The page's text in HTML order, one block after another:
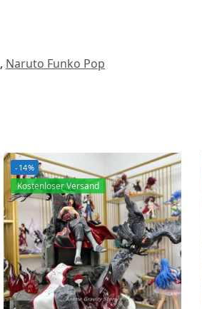
, Naruto Funko Pop
-14%
Kostenloser Versand